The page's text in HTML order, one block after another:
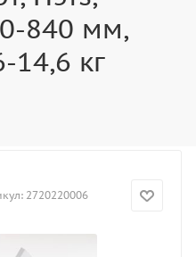
840 мм,
14,6 кг
2720220006